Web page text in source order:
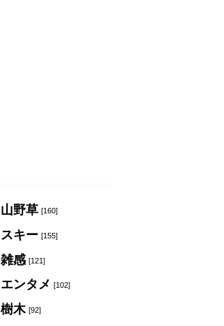
山野草 [160]
スキー [155]
雑感 [121]
エンタメ [102]
樹木 [92]